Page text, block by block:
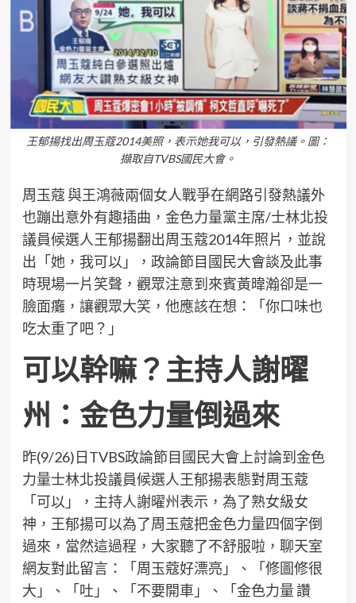
王郁揚找出周玉蔻2014美照，表示她我可以，引發熱議。圖：
擷取自TVBS國民大會。
周玉蔻 與王鴻薇兩個女人戰爭在網路引發熱議外
也蹦出意外有趣插曲，金色力量黨主席/士林北投
議員候選人王郁揚翻出周玉蔻2014年照片，並說
出「她，我可以」，政論節目國民大會談及此事
時現場一片笑聲，觀眾注意到來賓黃暐瀚卻是一
臉面癱，讓觀眾大笑，他應該在想：「你口味也
吃太重了吧？」
可以幹嘛？主持人謝曜
州：金色力量倒過來
昨(9/26)日TVBS政論節目國民大會上討論到金色
力量士林北投議員候選人王郁揚表態對周玉蔻
「可以」，主持人謝曜州表示，為了熟女級女
神，王郁揚可以為了周玉蔻把金色力量四個字倒
過來，當然這過程，大家聽了不舒服啦，聊天室
網友對此留言：「周玉蔻好漂亮」、「修圖修很
大」、「吐」、「不要開車」、「金色力量 讚